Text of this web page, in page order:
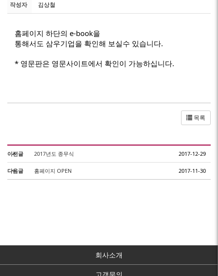
작성자 김상철
홈페이지 하단의 e-book을
통해서도 삼우기업을 확인해 보실수 있습니다.
* 영문판은 영문사이트에서 확인이 가능하십니다.
목록
이전글 2017년도 종무식 2017-12-29
다음글 홈페이지 OPEN 2017-11-30
회사소개